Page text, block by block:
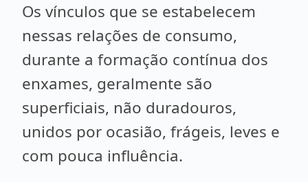
Os vínculos que se estabelecem
nessas relações de consumo,
durante a formação contínua dos
enxames, geralmente são
superficiais, não duradouros,
unidos por ocasião, frágeis, leves e
com pouca influência.